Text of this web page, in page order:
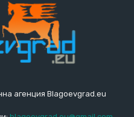
агенция Blagoevgrad.eu